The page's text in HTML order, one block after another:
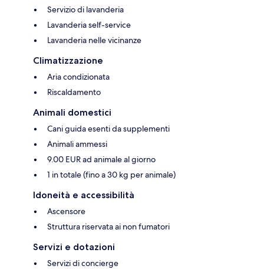
Servizio di lavanderia
Lavanderia self-service
Lavanderia nelle vicinanze
Climatizzazione
Aria condizionata
Riscaldamento
Animali domestici
Cani guida esenti da supplementi
Animali ammessi
9.00 EUR ad animale al giorno
1 in totale (fino a 30 kg per animale)
Idoneità e accessibilità
Ascensore
Struttura riservata ai non fumatori
Servizi e dotazioni
Servizi di concierge